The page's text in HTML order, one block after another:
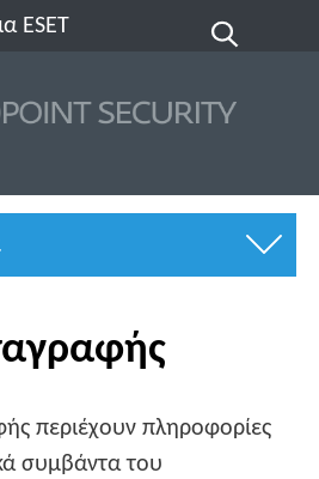
ESET
περιέχουν πληροφορίες
συμβάντα του